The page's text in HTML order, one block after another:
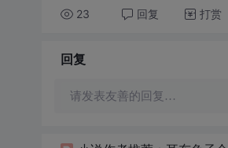
23 回复 打赏
回复
请发表友善的回复…